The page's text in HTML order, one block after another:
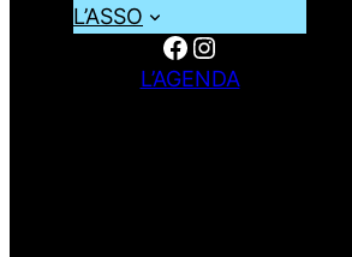
L’ASSO
Facebook Instagram
L’AGENDA